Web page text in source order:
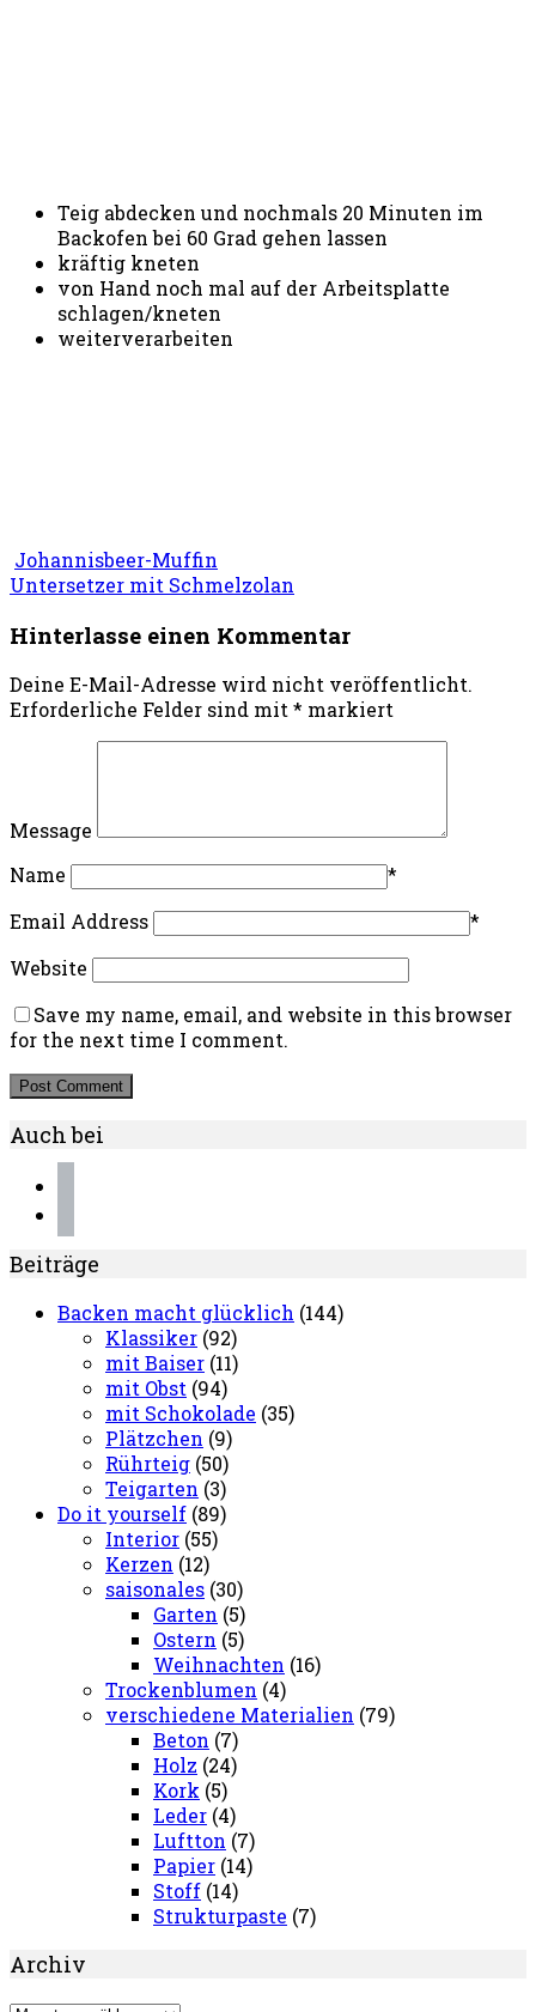
Teig abdecken und nochmals 20 Minuten im
Backofen bei 60 Grad gehen lassen
kräftig kneten
von Hand noch mal auf der Arbeitsplatte
schlagen/kneten
weiterverarbeiten
Johannisbeer-Muffin
Untersetzer mit Schmelzolan
Hinterlasse einen Kommentar
Deine E-Mail-Adresse wird nicht veröffentlicht.
Erforderliche Felder sind mit* markiert
Message
Name
*
Email Address
*
Website
Save my name, email, and website in this browser
for the next time I comment.
Auch bei
Beiträge
Backen macht glücklich (144)
Klassiker (92)
mit Baiser (11)
mit Obst (94)
mit Schokolade (35)
Plätzchen (9)
Rührteig (50)
Teigarten (3)
Do it yourself (89)
Interior (55)
Kerzen (12)
saisonales (30)
Garten (5)
Ostern (5)
Weihnachten (16)
Trockenblumen (4)
verschiedene Materialien (79)
Beton (7)
Holz (24)
Kork (5)
Leder (4)
Luftton (7)
Papier (14)
Stoff (14)
Strukturpaste (7)
Archiv